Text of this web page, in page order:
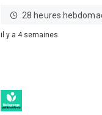
28 heures
il y a 4 semaines